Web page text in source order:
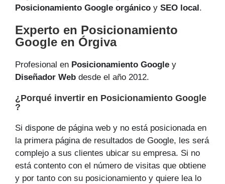
Posicionamiento Google orgánico y SEO local .
Experto en Posicionamiento
Google en Órgiva
Profesional en Posicionamiento Google y
Diseñador Web desde el año 2012.
¿Porqué invertir en Posicionamiento Google
?
Si dispone de página web y no está posicionada en
la primera página de resultados de Google, les será
complejo a sus clientes ubicar su empresa. Si no
está contento con el número de visitas que obtiene
y por tanto con su posicionamiento y quiere lea lo